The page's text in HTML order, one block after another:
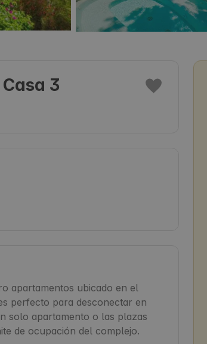
3
apartamentos ubicado en el
perfecto para desconectar en
solo apartamento o las plazas
de ocupación del complejo.